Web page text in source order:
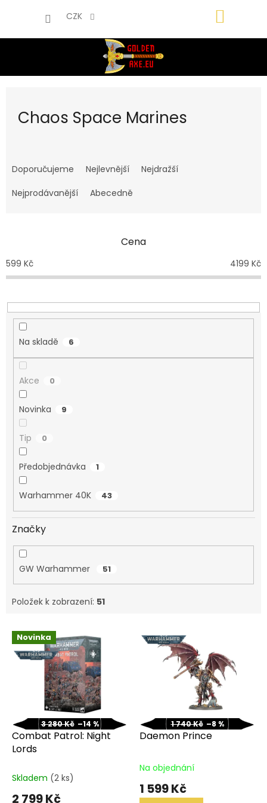
CZK
Chaos Space Marines
a
e
o
d
k
t
Doporučujeme Nejlevnější
Nejdražší
Nejprodávanější
Abecedně
Cena
599 Kč 4199 Kč
Na skladě 6
Akce 0
Novinka 9
Tip 0
Předobjednávka 1
Warhammer 40K 43
Značky
GW Warhammer 51
Položek k zobrazení: 51
V
d
Novinka
3 280 Kč –14 %
Combat Patrol: Night
Lords
Skladem (2 ks)
2 799 Kč
1 740 Kč –8 %
Daemon Prince
Průměrné
hodnocení
produktu
Na objednání
1 599 Kč